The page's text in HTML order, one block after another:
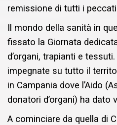
remissione di tutti i
Il mondo della sanità in
fissato la Giornata
d’organi, trapianti e
impegnate su tutto il
in Campania dove l’Aido
donatori d’organi) ha dato
A cominciare da quella di